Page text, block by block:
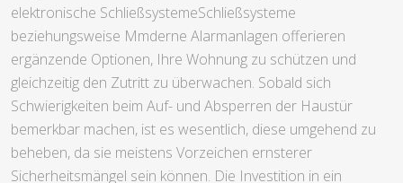
elektronische SchließsystemeSchließsysteme
beziehungsweise Mmderne Alarmanlagen offerieren
ergänzende Optionen, Ihre Wohnung zu schützen und
gleichzeitig den Zutritt zu überwachen. Sobald sich
Schwierigkeiten beim Auf- und Absperren der Haustür
bemerkbar machen, ist es wesentlich, diese umgehend zu
beheben, da sie meistens Vorzeichen ernsterer
Sicherheitsmängel sein können. Die Investition in ein